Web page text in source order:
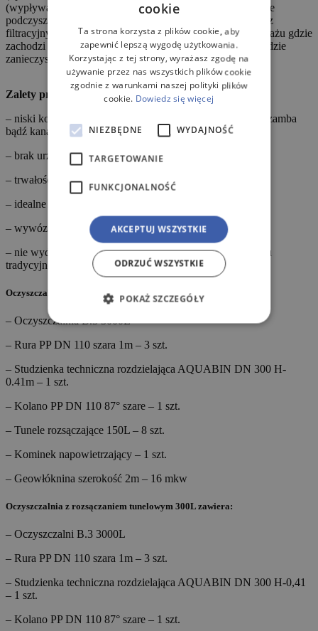
(wypływanie lżejszych cząstek na powierzchnię). Następnie
podczyszczone ścieki przepływają grawitacyjnie przez kosz
filtracyjny umieszczony w zbiorniku przy wylocie do drenażu gdzie
zachodzi naturalny proces tlenowy polegającym na rozkładzie
zanieczyszczeń za pomocą bakterii.
Zalety przydomowej oczyszczalni :
– niski koszt eksploatacji w porównaniu do tradycyjnego szamba
bądź kanalizacji
– brak urządzeń elektrycznych
– trwałość i wytrzymałość
– idealne rozwiązanie na korzystne warunki gruntowe
– wywóz osadu raz na rok
– nie wydziela nieprzyjemnych zapachów jak w przypadku
tradycyjnego szamba
Oczyszczalnia z rozsączaniem tunelowym 150L zawiera:
– Oczyszczalnia B.3 3000L
– Rura PP DN 110 szara 1m – 3 szt.
– Studzienka techniczna rozdzielająca AQUABIN DN 300 H-
0.41m – 1 szt.
– Kolano PP DN 110 87° szare – 1 szt.
– Tunele rozsączające 150L – 8 szt.
– Kominek napowietrzający – 1 szt.
– Geowłóknina szerokość 2m – 16 mkw
Oczyszczalnia z rozsączaniem tunelowym 300L zawiera:
– Oczyszczalni B.3 3000L
– Rura PP DN 110 szara 1m – 3 szt.
– Studzienka techniczna rozdzielająca AQUABIN DN 300 H-0,41
– 1 szt.
– Kolano PP DN 110 87° szare – 1 szt.
cookie
Ta strona korzysta z plików cookie, aby
zapewnić lepszą wygodę użytkowania.
Korzystając z tej strony, wyrażasz zgodę na
używanie przez nas wszystkich plików cookie
zgodnie z warunkami naszej polityki plików
cookie. Dowiedz się więcej
NIEZBĘDNE WYDAJNOŚĆ
TARGETOWANIE
FUNKCJONALNOŚĆ
AKCEPTUJ WSZYSTKIE
ODRZUĆ WSZYSTKIE
POKAŻ SZCZEGÓŁY